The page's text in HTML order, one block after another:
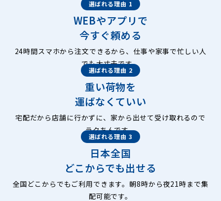
選ばれる理由 1
WEBやアプリで
今すぐ頼める
24時間スマホから注文できるから、仕事や家事で忙しい人
でも大丈夫です。
選ばれる理由 2
重い荷物を
運ばなくていい
宅配だから店舗に行かずに、家から出せて受け取れるので
ラクちんです。
選ばれる理由 3
日本全国
どこからでも出せる
全国どこからでもご利用できます。朝8時から夜21時まで集
配可能です。